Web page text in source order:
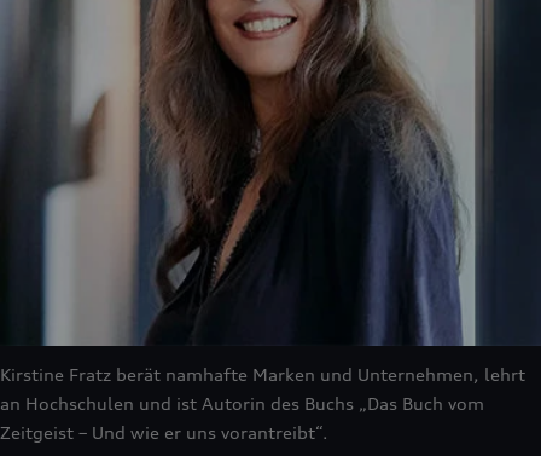
Kirstine Fratz berät namhafte Marken und Unternehmen, lehrt
an Hochschulen und ist Autorin des Buchs „Das Buch vom
Zeitgeist – Und wie er uns vorantreibt“.